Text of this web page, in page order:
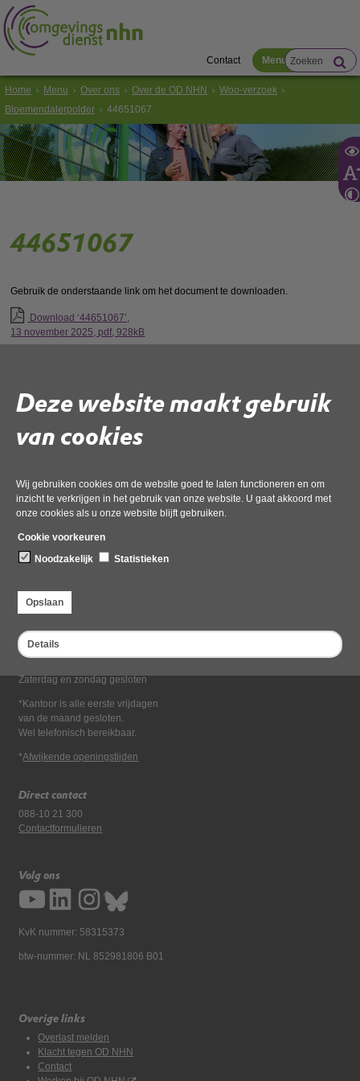
Deze website maakt gebruik
van cookies
Wij gebruiken cookies om de website goed te laten functioneren en om
inzicht te verkrijgen in het gebruik van onze website. U gaat akkoord met
onze cookies als u onze website blijft gebruiken.
Cookie voorkeuren
Noodzakelijk
Statistieken
Opslaan
Details
Contact Menu
Home Menu Over ons Over de OD NHN
Woo-verzoek
Bloemendalerpolder
44651067
44651067
Gebruik de onderstaande link om het document te downloaden.
Download ‘44651067’,
13 november 2025, pdf, 928kB
Bezoekadres
Dampten 2, 1624 NR Hoorn
Postbus 2095, 1620 EB Hoorn
Openingstijden kantoor
Maandag tot en met vrijdag*
van 08:00 tot 16:30
Zaterdag en zondag gesloten
*Kantoor is alle eerste vrijdagen
van de maand gesloten.
Wel telefonisch bereikbaar.
*Afwijkende openingstijden
Direct contact
088-10 21 300
Contactformulieren
Volg ons
KvK nummer: 58315373
btw-nummer: NL 852981806 B01
Overige links
Overlast melden
Klacht tegen OD NHN
Contact